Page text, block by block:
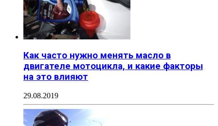
Как часто нужно менять масло в
двигателе мотоцикла, и какие факторы
на это влияют
29.08.2019